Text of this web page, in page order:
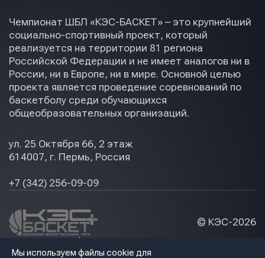
Чемпионат ШБЛ «КЭС-БАСКЕТ» – это крупнейший
социально-спортивный проект, который
реализуется на территории 81 региона
Российской Федерации и не имеет аналогов ни в
России, ни в Европе, ни в мире. Основной целью
проекта является проведение соревнований по
баскетболу среди обучающихся
общеобразовательных организаций.
ул. 25 Октября 66, 2 этаж
614007, г. Пермь, Россия
+7 (342) 256-09-09
© КЭС-2026
Политика конфидециальности
Мы используем файлы cookie для